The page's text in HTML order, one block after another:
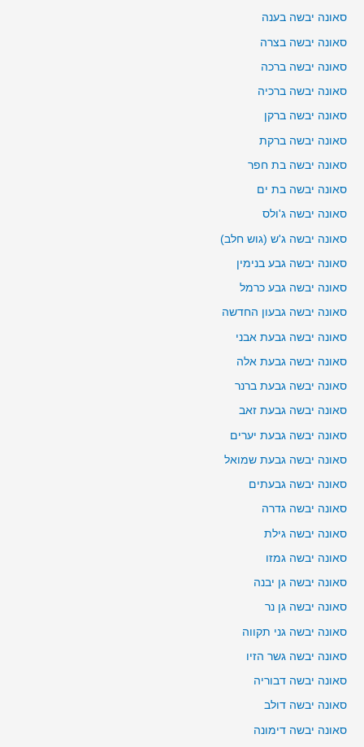
סאונה יבשה בענה
סאונה יבשה בצרה
סאונה יבשה ברכה
סאונה יבשה ברכיה
סאונה יבשה ברקן
סאונה יבשה ברקת
סאונה יבשה בת חפר
סאונה יבשה בת ים
סאונה יבשה ג'ולס
סאונה יבשה ג'ש (גוש חלב)
סאונה יבשה גבע בנימין
סאונה יבשה גבע כרמל
סאונה יבשה גבעון החדשה
סאונה יבשה גבעת אבני
סאונה יבשה גבעת אלה
סאונה יבשה גבעת ברנר
סאונה יבשה גבעת זאב
סאונה יבשה גבעת יערים
סאונה יבשה גבעת שמואל
סאונה יבשה גבעתים
סאונה יבשה גדרה
סאונה יבשה גילת
סאונה יבשה גמזו
סאונה יבשה גן יבנה
סאונה יבשה גן נר
סאונה יבשה גני תקווה
סאונה יבשה גשר הזיו
סאונה יבשה דבוריה
סאונה יבשה דולב
סאונה יבשה דימונה